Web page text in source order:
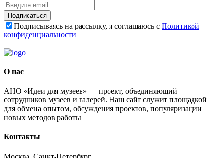
Подписаться
Подписываясь на рассылку, я соглашаюсь с Политикой
конфиденциальности
О нас
АНО «Идеи для музеев» — проект, объединяющий
сотрудников музеев и галерей. Наш сайт служит площадкой
для обмена опытом, обсуждения проектов, популяризации
новых методов работы.
Контакты
Москва, Санкт-Петербург